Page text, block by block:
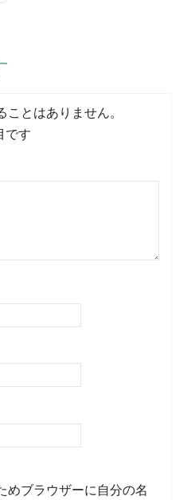
とはありません。
です
めブラウザーに自分の名